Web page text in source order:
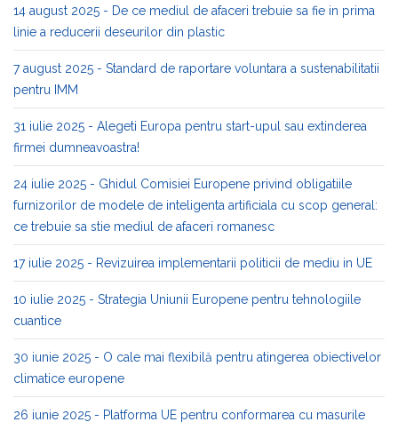
14 august 2025 - De ce mediul de afaceri trebuie sa fie in prima
linie a reducerii deseurilor din plastic
7 august 2025 - Standard de raportare voluntara a sustenabilitatii
pentru IMM
31 iulie 2025 - Alegeti Europa pentru start-upul sau extinderea
firmei dumneavoastra!
24 iulie 2025 - Ghidul Comisiei Europene privind obligatiile
furnizorilor de modele de inteligenta artificiala cu scop general:
ce trebuie sa stie mediul de afaceri romanesc
17 iulie 2025 - Revizuirea implementarii politicii de mediu in UE
10 iulie 2025 - Strategia Uniunii Europene pentru tehnologiile
cuantice
30 iunie 2025 - O cale mai flexibilă pentru atingerea obiectivelor
climatice europene
26 iunie 2025 - Platforma UE pentru conformarea cu masurile